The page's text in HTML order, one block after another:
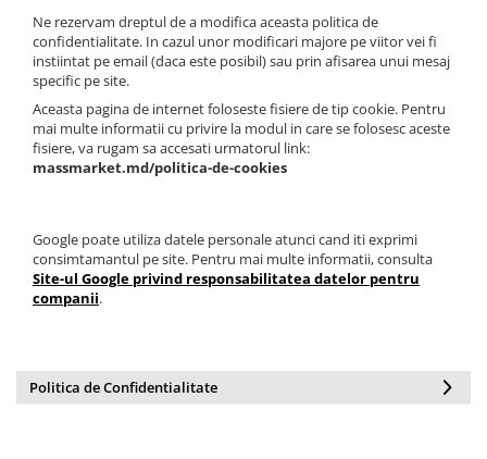
Ne rezervam dreptul de a modifica aceasta politica de
confidentialitate. In cazul unor modificari majore pe viitor vei fi
instiintat pe email (daca este posibil) sau prin afisarea unui mesaj
specific pe site.
Aceasta pagina de internet foloseste fisiere de tip cookie. Pentru
mai multe informatii cu privire la modul in care se folosesc aceste
fisiere, va rugam sa accesati urmatorul link:
massmarket.md/politica-de-cookies
Google poate utiliza datele personale atunci cand iti exprimi
consimtamantul pe site. Pentru mai multe informatii, consulta
Site-ul Google privind responsabilitatea datelor pentru
companii.
Politica de Confidentialitate